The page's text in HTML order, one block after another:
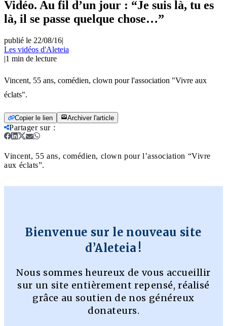
Vidéo. Au fil d’un jour : “Je suis là, tu es
là, il se passe quelque chose…”
publié le 22/08/16|
Les vidéos d'Aleteia
|1 min de lecture
Vincent, 55 ans, comédien, clown pour l'association "Vivre aux
éclats".
Copier le lien Archiver l'article
Partager sur:
Vincent, 55 ans, comédien, clown pour l’association “Vivre
aux éclats”.
Bienvenue sur le nouveau site
d’Aleteia !
Nous sommes heureux de vous accueillir
sur un site entièrement repensé, réalisé
grâce au soutien de nos généreux
donateurs.